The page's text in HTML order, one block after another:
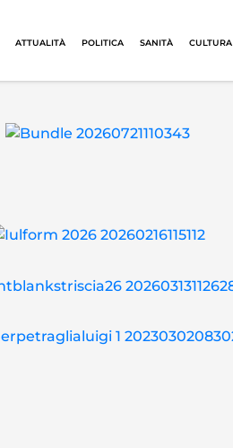
ATTUALITÀ POLITICA SANITÀ CULTURA